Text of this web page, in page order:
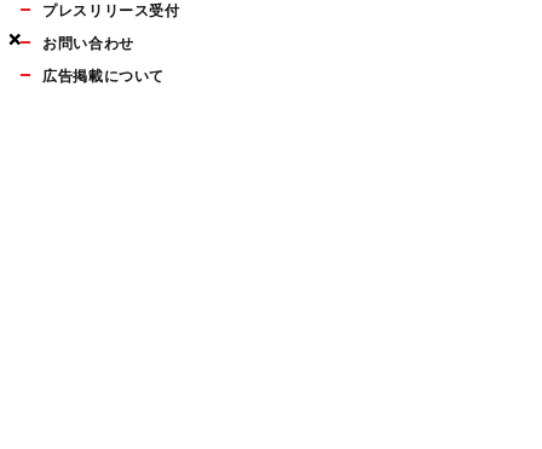
×
×
×
プレスリリース受付
お問い合わせ
広告掲載について